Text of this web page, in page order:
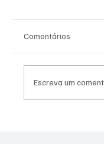
Comentários
Escreva um